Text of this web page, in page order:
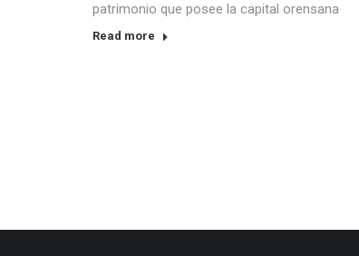
patrimonio que posee la capital orensana
Read more